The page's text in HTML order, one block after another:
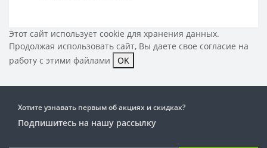
Этот сайт использует cookie для хранения данных.
Продолжая использовать сайт, Вы даете свое согласие на
работу с этими файлами
OK
Хотите узнавать первым об акциях и скидках?
Подпишитесь на нашу рассылку